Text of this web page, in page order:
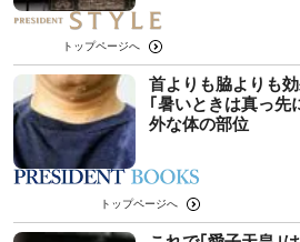
トップページへ
首よりも脇よりも
｢暑いときは真っ先
外な体の部位
トップページへ